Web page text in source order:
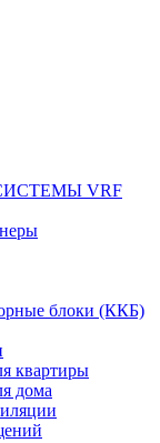
VRF
блоки (ККБ)
квартиры
дома